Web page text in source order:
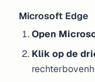
Microsoft Edge
Open
Klik op de